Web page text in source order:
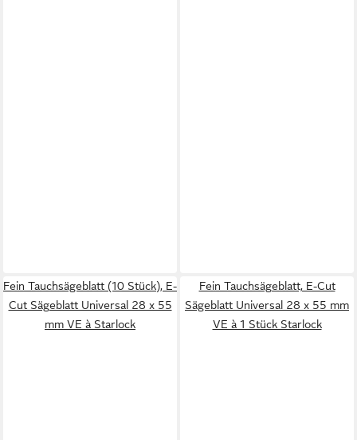
Fein Tauchsägeblatt (10 Stück), E-
Cut Sägeblatt Universal 28 x 55
mm VE à Starlock
Fein Tauchsägeblatt, E-Cut
Sägeblatt Universal 28 x 55 mm
VE à 1 Stück Starlock